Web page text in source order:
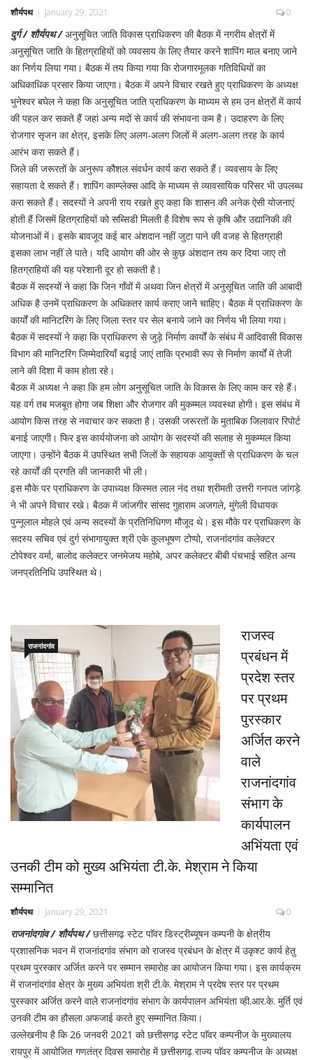
शौर्यपथ January 29, 2021 0
दुर्ग / शौर्यपथ /अनुसूचित जाति विकास प्राधिकरण की बैठक में नगरीय क्षेत्रों में
अनुसूचित जाति के हितग्राहियों को व्यवसाय के लिए तैयार करने शापिंग माल बनाए जाने
का निर्णय लिया गया। बैठक में तय किया गया कि रोजगारमूलक गतिविधियों का
अधिकाधिक प्रसार किया जाएगा। बैठक में अपने विचार रखते हुए प्राधिकरण के अध्यक्ष
भुनेश्वर बघेल ने कहा कि अनुसूचित जाति प्राधिकरण के माध्यम से हम उन क्षेत्रों में कार्य
की पहल कर सकते हैं जहां अन्य मदों से कार्य की संभावना कम है। उदाहरण के लिए
रोजगार सृजन का क्षेत्र, इसके लिए अलग-अलग जिलों में अलग-अलग तरह के कार्य
आरंभ करा सकते हैं।
जिले की जरूरतों के अनुरूप कौशल संवर्धन कार्य करा सकते हैं। व्यवसाय के लिए
सहायता दे सकते हैं। शापिंग काम्प्लेक्स आदि के माध्यम से व्यावसायिक परिसर भी उपलब्ध
करा सकते हैं। सदस्यों ने अपनी राय रखते हुए कहा कि शासन की अनेक ऐसी योजनाएं
होती हैं जिसमें हितग्राहियों को सब्सिडी मिलती है विशेष रूप से कृषि और उद्यानिकी की
योजनाओं में। इसके बावजूद कई बार अंशदान नहीं जुटा पाने की वजह से हितग्राही
इसका लाभ नहीं ले पाते। यदि आयोग की ओर से कुछ अंशदान तय कर दिया जाए तो
हितग्राहियों की यह परेशानी दूर हो सकती है।
बैठक में सदस्यों ने कहा कि जिन गाँवों में अथवा जिन क्षेत्रों में अनुसूचित जाति की आबादी
अधिक है उनमें प्राधिकरण के अधिकतर कार्य कराए जाने चाहिए। बैठक में प्राधिकरण के
कार्यों की मानिटरिंग के लिए जिला स्तर पर सेल बनाये जाने का निर्णय भी लिया गया।
बैठक में सदस्यों ने कहा कि प्राधिकरण से जुड़े निर्माण कार्यों के संबंध में आदिवासी विकास
विभाग की मानिटरिंग जिम्मेदारियाँ बढ़ाई जाएं ताकि प्रभावी रूप से निर्माण कार्यों में तेजी
लाने की दिशा में काम होता रहे।
बैठक में अध्यक्ष ने कहा कि हम लोग अनुसूचित जाति के विकास के लिए काम कर रहे हैं।
यह वर्ग तब मजबूत होगा जब शिक्षा और रोजगार की मुकम्मल व्यवस्था होगी। इस संबंध में
आयोग किस तरह से नवाचार कर सकता है। उसकी जरूरतों के मुताबिक जिलावार रिपोर्ट
बनाई जाएगी। फिर इस कार्ययोजना को आयोग के सदस्यों की सलाह से मुकम्मल किया
जाएगा। उन्होंने बैठक में उपस्थित सभी जिलों के सहायक आयुक्तों से प्राधिकरण के चल
रहे कार्यों की प्रगति की जानकारी भी ली।
इस मौके पर प्राधिकरण के उपाध्यक्ष किस्मत लाल नंद तथा श्रीमती उत्तरी गनपत जांगड़े
ने भी अपने विचार रखे। बैठक में जांजगीर सांसद गुहाराम अजगले, मुंगेली विधायक
पुन्नूलाल मोहले एवं अन्य सदस्यों के प्रतिनिधिगण मौजूद थे। इस मौके पर प्राधिकरण के
सदस्य सचिव एवं दुर्ग संभागायुक्त श्री एके कुलभूषण टोप्पो, राजनांदगांव कलेक्टर
टोपेश्वर वर्मा, बालोद कलेक्टर जनमेजय महोबे, अपर कलेक्टर बीबी पंचभाई सहित अन्य
जनप्रतिनिधि उपस्थित थे।
राजनांदगांव
राजस्व
प्रबंधन में
प्रदेश स्तर
पर प्रथम
पुरस्कार
अर्जित करने
वाले
राजनांदगांव
संभाग के
कार्यपालन
अभिंयता एवं
उनकी टीम को मुख्य अभियंता टी.के. मेश्राम ने किया
सम्मानित
शौर्यपथ January 29, 2021 0
राजनांदगांव / शौर्यपथ / छत्तीसगढ़ स्टेट पाॅवर डिस्ट्रीब्यूषन कम्पनी के क्षेत्रीय
प्रशासनिक भवन में राजनांदगांव संभाग को राजस्व प्रबंधन के क्षेत्र में उकृश्ट कार्य हेतु
प्रथम पुरस्कार अर्जित करने पर सम्मान समारोह का आयोजन किया गया। इस कार्यक्रम
में राजनांदगांव क्षेत्र के मुख्य अभियंता श्री टी.के. मेश्राम ने प्रदेष स्तर पर प्रथम
पुरस्कार अर्जित करने वाले राजनांदगांव संभाग के कार्यपालन अभियंता व्ही.आर.के. मुर्ति एवं
उनकी टीम का हौसला अफजाई करते हुए सम्मानित किया।
उल्लेखनीय है कि 26 जनवरी 2021 को छत्तीसगढ़ स्टेट पाॅवर कम्पनीज के मुख्यालय
रायपुर में आयोजित गणतंत्र दिवस समारोह में छत्तीसगढ़ राज्य पाॅवर कम्पनीज के अध्यक्ष